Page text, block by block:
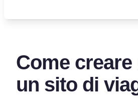
Come
un sito di